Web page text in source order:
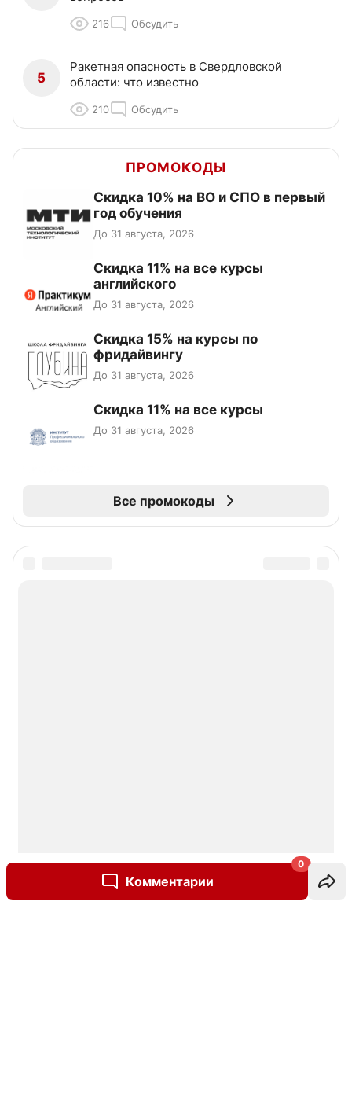
Комментарии
0
216 Обсудить
5
Ракетная опасность в Свердловской
области: что известно
210 Обсудить
ПРОМОКОДЫ
Скидка 10% на ВО и СПО в первый
год обучения
До 31 августа, 2026
Скидка 11% на все курсы
английского
До 31 августа, 2026
Скидка 15% на курсы по
фридайвингу
До 31 августа, 2026
Скидка 11% на все курсы
До 31 августа, 2026
Все промокоды